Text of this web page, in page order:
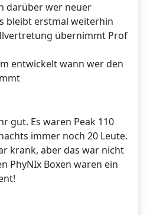
darüber wer neuer
bleibt erstmal weiterhin
übernimmt Prof
entwickelt wann wer den
gut. Es waren Peak 110
immer noch 20 Leute.
krank, aber das war nicht
PhyNIx Boxen waren ein